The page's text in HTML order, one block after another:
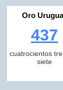
Oro
437
cuatrocientos
siete